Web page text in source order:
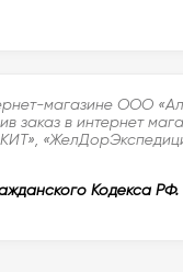
магазине ООО
в интернет